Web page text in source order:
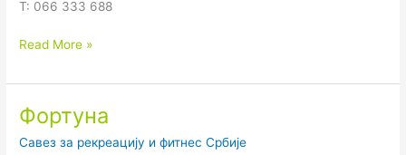
T: 066 333 688
Read More »
Фортуна
Савез за рекреацију и фитнес Србије
Фортуна